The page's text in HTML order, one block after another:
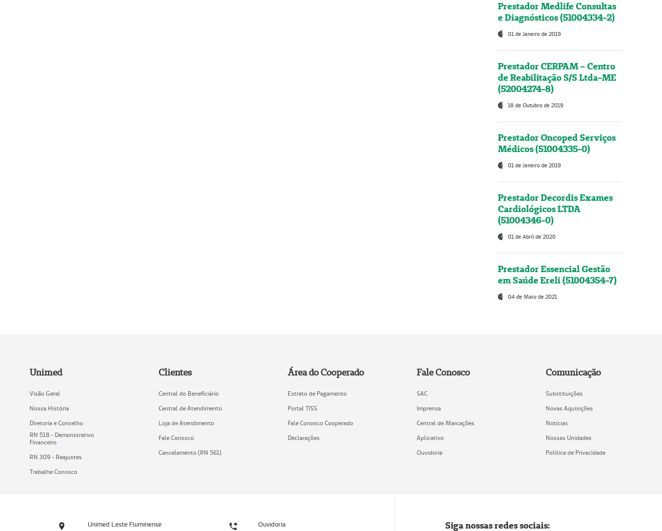
Prestador Medlife Consultas
e Diagnósticos (51004334-2)
01 de Janeiro de 2019
Prestador CERPAM – Centro
de Reabilitação S/S Ltda-ME
(52004274-8)
18 de Outubro de 2019
Prestador Oncoped Serviços
Médicos (51004335-0)
01 de Janeiro de 2019
Prestador Decordis Exames
Cardiológicos LTDA
(51004346-0)
01 de Abril de 2020
Prestador Essencial Gestão
em Saúde Ereli (51004354-7)
04 de Maio de 2021
Unimed
Visão Geral
Nossa História
Diretoria e Conselho
RN 518 - Demonstrativo
Financeiro
RN 309 - Reajustes
Trabalhe Conosco
Clientes
Central do Beneficiário
Central de Atendimento
Loja de Atendimento
Fale Conosco
Cancelamento (RN 561)
Área do Cooperado
Extrato de Pagamento
Portal TISS
Fale Conosco Cooperado
Declarações
Fale Conosco
SAC
Imprensa
Central de Marcações
Aplicativo
Ouvidoria
Comunicação
Substituições
Novas Aquisições
Notícias
Nossas Unidades
Política de Privacidade
Unimed Leste Fluminense Ouvidoria Siga nossas redes sociais: